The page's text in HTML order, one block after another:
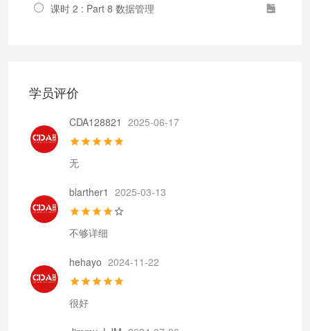
课时 2 : Part 8 数据管理
学员评价
CDA128821 2025-06-17
无
blarther1 2025-03-13
不够详细
hehayo 2024-11-22
很好